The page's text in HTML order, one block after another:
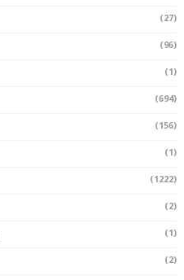
(27)
(96)
(1)
(694)
(156)
(1)
(1222)
(2)
(1)
(2)